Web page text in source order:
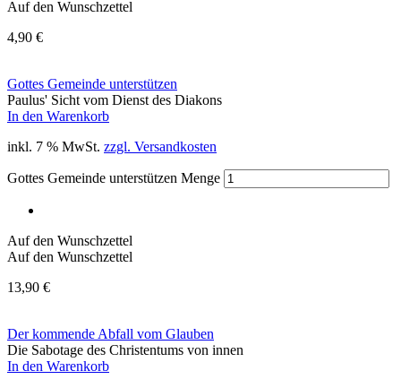
Auf den Wunschzettel
4,90 €
Gottes Gemeinde unterstützen
Paulus' Sicht vom Dienst des Diakons
In den Warenkorb
inkl. 7 % MwSt. zzgl. Versandkosten
Gottes Gemeinde unterstützen Menge
Auf den Wunschzettel
Auf den Wunschzettel
13,90 €
Der kommende Abfall vom Glauben
Die Sabotage des Christentums von innen
In den Warenkorb